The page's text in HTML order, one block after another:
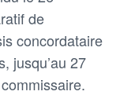
de
concordataire
jusqu’au 27